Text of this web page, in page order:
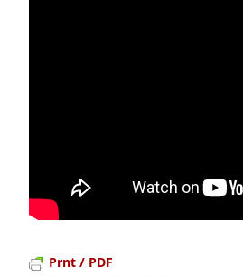
Prnt / PDF